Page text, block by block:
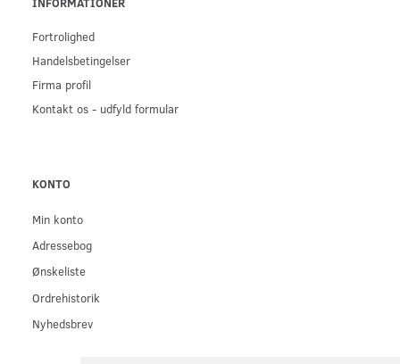
Fortrolighed
Handelsbetingelser
Firma profil
Kontakt os - udfyld formular
KONTO
Min konto
Adressebog
Ønskeliste
Ordrehistorik
Nyhedsbrev